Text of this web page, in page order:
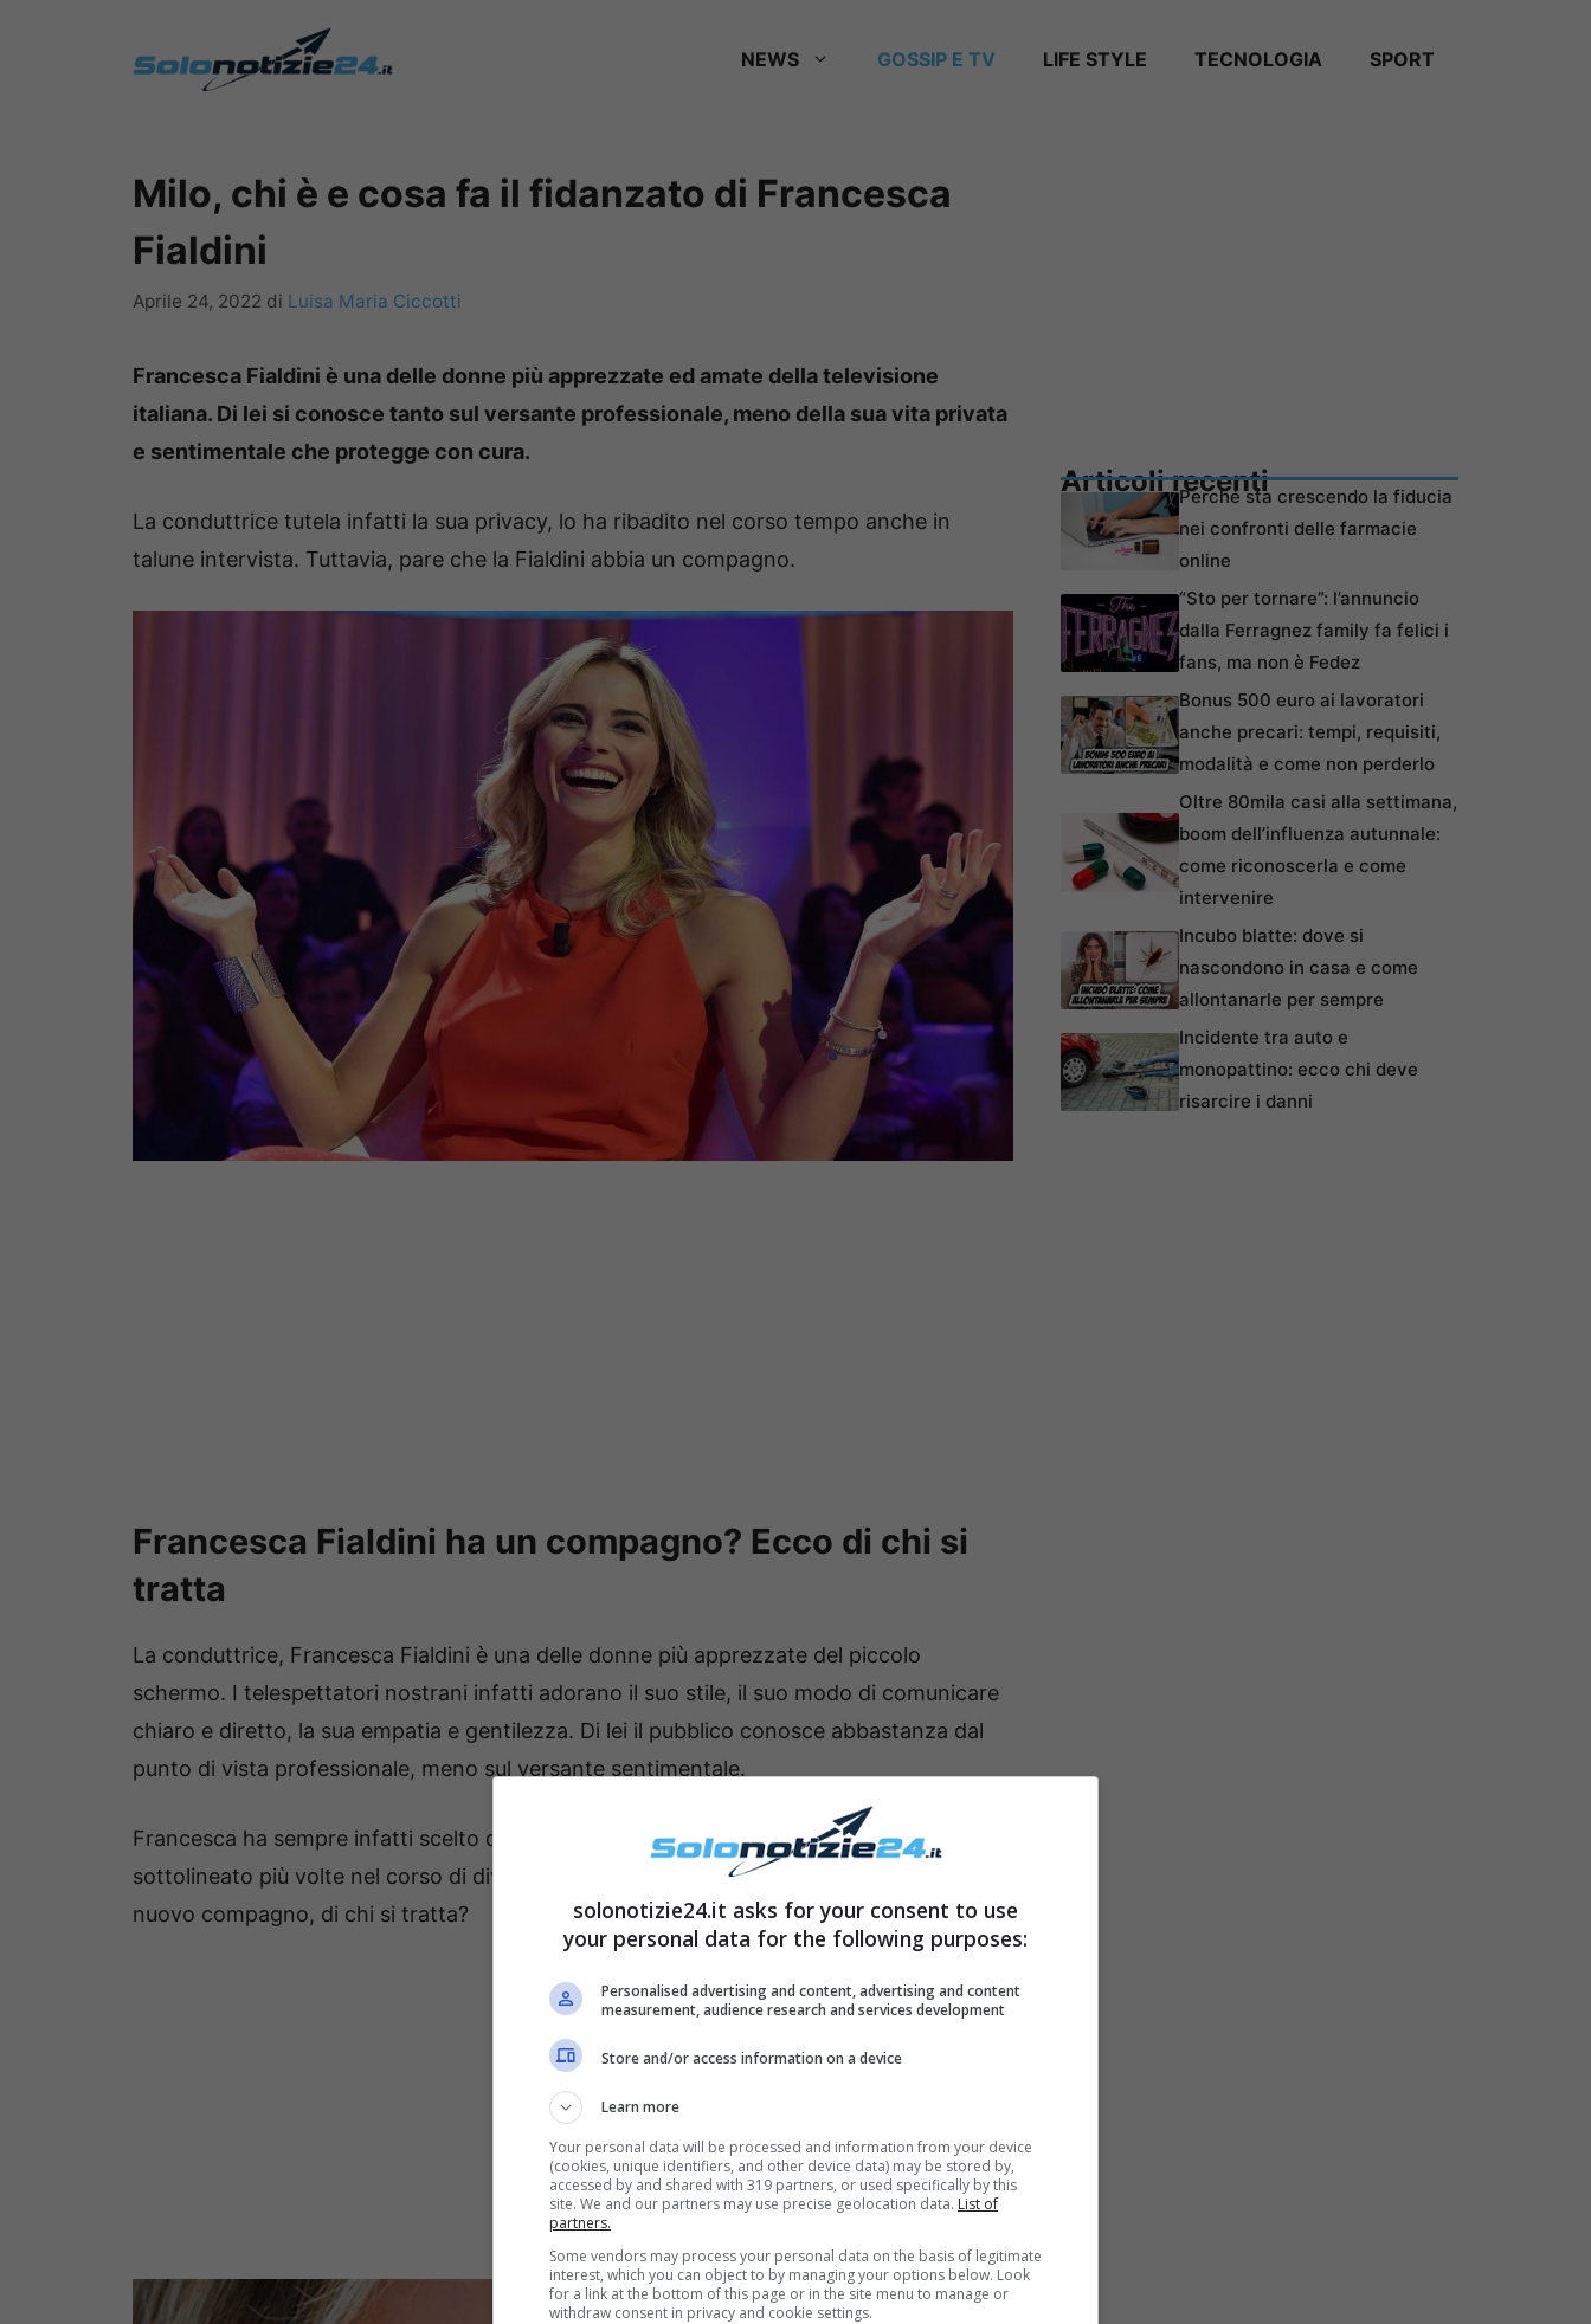
NEWS GOSSIP E TV LIFE STYLE TECNOLOGIA SPORT
Milo, chi è e cosa fa il fidanzato di Francesca
Fialdini
Aprile 24, 2022 di Luisa Maria Ciccotti
Francesca Fialdini è una delle donne più apprezzate ed amate della televisione
italiana. Di lei si conosce tanto sul versante professionale, meno della sua vita privata
e sentimentale che protegge con cura.
La conduttrice tutela infatti la sua privacy, lo ha ribadito nel corso tempo anche in
talune intervista. Tuttavia, pare che la Fialdini abbia un compagno.
Francesca Fialdini ha un compagno? Ecco di chi si
tratta
La conduttrice, Francesca Fialdini è una delle donne più apprezzate del piccolo
schermo. I telespettatori nostrani infatti adorano il suo stile, il suo modo di comunicare
chiaro e diretto, la sua empatia e gentilezza. Di lei il pubblico conosce abbastanza dal
punto di vista professionale, meno sul versante sentimentale.
Francesca ha sempre infatti scelto di mantenere il riserbo circa la sua vita privata, lo ha
sottolineato più volte nel corso di diverse interviste. Ma, ora si vocifera che abbia un
nuovo compagno, di chi si tratta?
Articoli recentiPerché sta crescendo la fiducia
nei confronti delle farmacie
online
“Sto per tornare”: l’annuncio
dalla Ferragnez family fa felici i
fans, ma non è Fedez
Bonus 500 euro ai lavoratori
anche precari: tempi, requisiti,
modalità e come non perderlo
Oltre 80mila casi alla settimana,
boom dell’influenza autunnale:
come riconoscerla e come
intervenire
Incubo blatte: dove si
nascondono in casa e come
allontanarle per sempre
Incidente tra auto e
monopattino: ecco chi deve
risarcire i danni
solonotizie24.it asks for your consent to use
your personal data for the following purposes:
Personalised advertising and content, advertising and content
measurement, audience research and services development
Store and/or access information on a device
Learn more
Your personal data will be processed and information from your device
(cookies, unique identifiers, and other device data) may be stored by,
accessed by and shared with 319 partners, or used specifically by this
site. We and our partners may use precise geolocation data. List of
partners.
Some vendors may process your personal data on the basis of legitimate
interest, which you can object to by managing your options below. Look
for a link at the bottom of this page or in the site menu to manage or
withdraw consent in privacy and cookie settings.